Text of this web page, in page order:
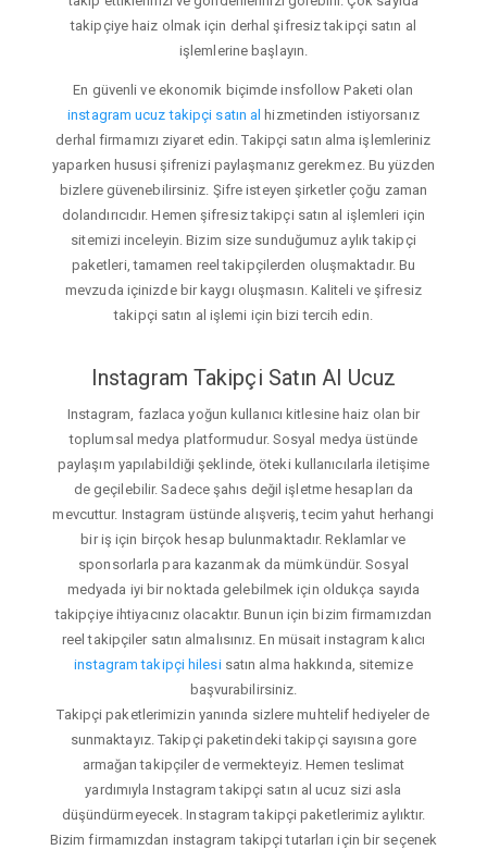
takipçiye haiz olmak için derhal şifresiz takipçi satın al
işlemlerine başlayın.
En güvenli ve ekonomik biçimde insfollow Paketi olan
instagram ucuz takipçi satın al hizmetinden istiyorsanız
derhal firmamızı ziyaret edin. Takipçi satın alma işlemleriniz
yaparken hususi şifrenizi paylaşmanız gerekmez. Bu yüzden
bizlere güvenebilirsiniz. Şifre isteyen şirketler çoğu zaman
dolandırıcıdır. Hemen şifresiz takipçi satın al işlemleri için
sitemizi inceleyin. Bizim size sunduğumuz aylık takipçi
paketleri, tamamen reel takipçilerden oluşmaktadır. Bu
mevzuda içinizde bir kaygı oluşmasın. Kaliteli ve şifresiz
takipçi satın al işlemi için bizi tercih edin.
Instagram Takipçi Satın Al Ucuz
Instagram, fazlaca yoğun kullanıcı kitlesine haiz olan bir
toplumsal medya platformudur. Sosyal medya üstünde
paylaşım yapılabildiği şeklinde, öteki kullanıcılarla iletişime
de geçilebilir. Sadece şahıs değil işletme hesapları da
mevcuttur. Instagram üstünde alışveriş, tecim yahut herhangi
bir iş için birçok hesap bulunmaktadır. Reklamlar ve
sponsorlarla para kazanmak da mümkündür. Sosyal
medyada iyi bir noktada gelebilmek için oldukça sayıda
takipçiye ihtiyacınız olacaktır. Bunun için bizim firmamızdan
reel takipçiler satın almalısınız. En müsait instagram kalıcı
instagram takipçi hilesisatın alma hakkında, sitemize
başvurabilirsiniz.
Takipçi paketlerimizin yanında sizlere muhtelif hediyeler de
sunmaktayız. Takipçi paketindeki takipçi sayısına gore
armağan takipçiler de vermekteyiz. Hemen teslimat
yardımıyla Instagram takipçi satın al ucuz sizi asla
düşündürmeyecek. Instagram takipçi paketlerimiz aylıktır.
Bizim firmamızdan instagram takipçi tutarları için bir seçenek